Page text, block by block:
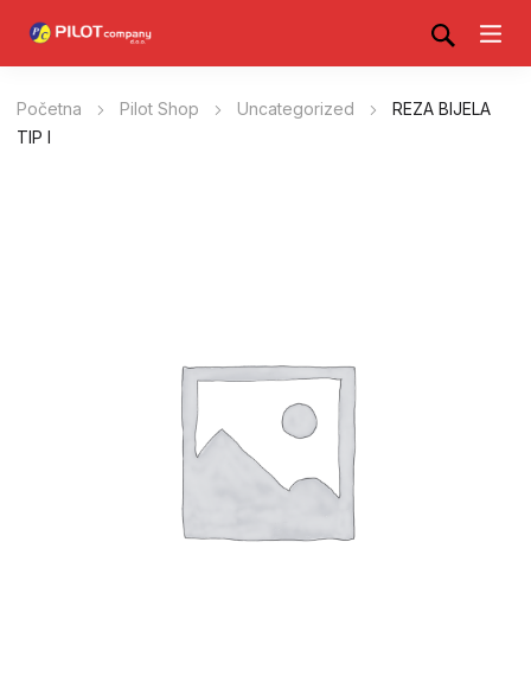
Početna Pilot Shop Uncategorized
REZA BIJELA
TIP I